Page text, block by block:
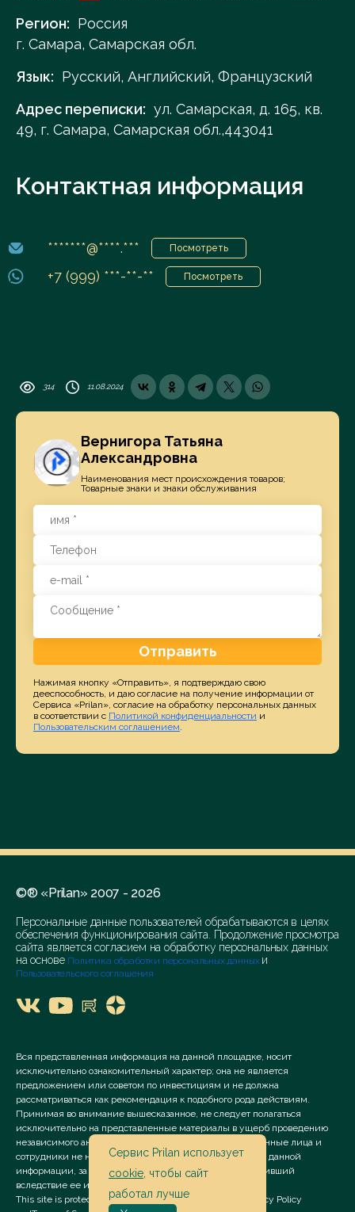
Регион: Россия
г. Самара, Самарская обл.
Язык: Русский, Английский, Французский
Адрес переписки: ул. Самарская, д. 165, кв.
49, г. Самара, Самарская обл.,443041
Контактная информация
*******@****.*** Посмотреть
+7 (999) ***-**-** Посмотреть
314 11.08.2024
Вернигора Татьяна
Александровна
Наименования мест происхождения товаров;
Товарные знаки и знаки обслуживания
Отправить
Нажимая кнопку «Отправить», я подтверждаю свою
дееспособность, и даю согласие на получение информации от
Сервиса «Prilan», согласие на обработку персональных данных
в соответствии с Политикой конфиденциальности и
Пользовательским соглашением.
©® «Prilan» 2007 - 2026
Персональные данные пользователей обрабатываются в целях
обеспечения функционирования сайта. Продолжение просмотра
сайта является согласием на обработку персональных данных
на основе Политика обработки персональных данных и
Пользовательского соглашения
Вся представленная информация на данной площадке, носит
исключительно ознакомительный характер; она не является
предложением или советом по инвестициям и не должна
рассматриваться как рекомендация к подобного рода действиям.
Принимая во внимание вышесказанное, не следует полагаться
исключительно на представленные материалы в ущерб проведению
независимого анализа. Сервис «Prilan» его аффилированные лица и
сотрудники не несут ответственности за использование данной
информации, за прямой или косвенный ущерб, наступивший
вследствие ее использования.
This site is protected by reCAPTCHA and the Google
Privacy Policy
Сервис Prilan использует
cookie , чтобы сайт
работал лучше